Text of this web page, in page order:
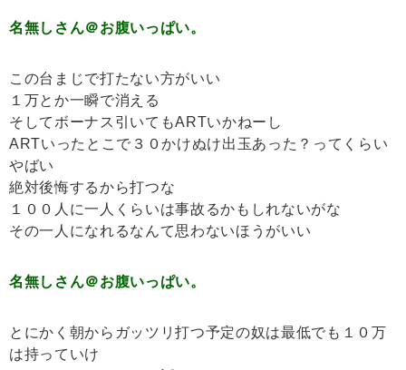
名無しさん＠お腹いっぱい。
この台まじで打たない方がいい
１万とか一瞬で消える
そしてボーナス引いてもARTいかねーし
ARTいったとこで３０かけぬけ出玉あった？ってくらい
やばい
絶対後悔するから打つな
１００人に一人くらいは事故るかもしれないがな
その一人になれるなんて思わないほうがいい
名無しさん＠お腹いっぱい。
とにかく朝からガッツリ打つ予定の奴は最低でも１０万
は持っていけ